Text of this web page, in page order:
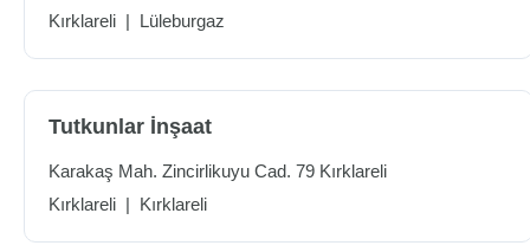
Kırklareli | Lüleburgaz
Tutkunlar İnşaat
Karakaş Mah. Zincirlikuyu Cad. 79 Kırklareli
Kırklareli | Kırklareli